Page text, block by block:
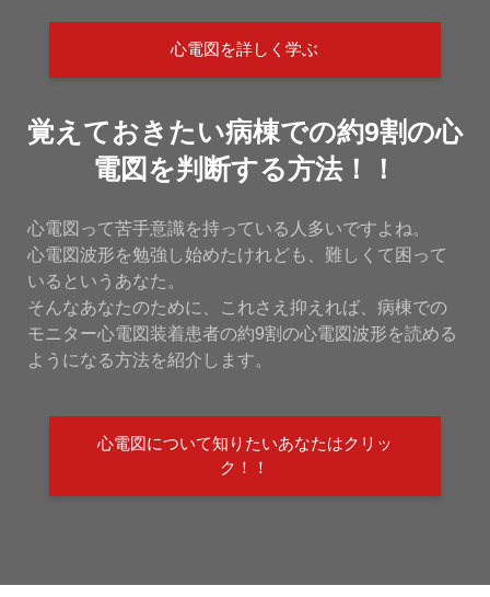
心電図を詳しく学ぶ
覚えておきたい病棟での約9割の心
電図を判断する方法！！
心電図って苦手意識を持っている人多いですよね。
心電図波形を勉強し始めたけれども、難しくて困って
いるというあなた。
そんなあなたのために、これさえ抑えれば、病棟での
モニター心電図装着患者の約9割の心電図波形を読める
ようになる方法を紹介します。
心電図について知りたいあなたはクリッ
ク！！